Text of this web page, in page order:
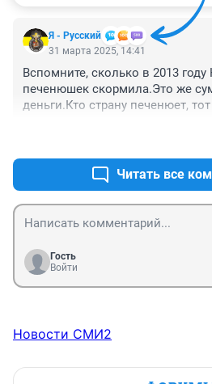
Я - Русский
31 марта 2025, 14:41
Вспомните, сколько в 2013
печенюшек скормила.Это же
деньги.Кто страну печенюет,
Читать все
Гость
Войти
Новости СМИ2